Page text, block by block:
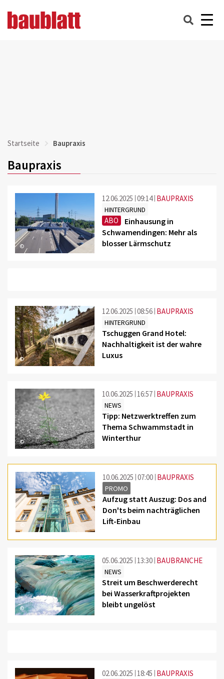
Startseite Baupraxis
Baupraxis
©
12.06.2025 09:14 BAUPRAXIS
HINTERGRUND
ABO
Einhausung in
Schwamendingen: Mehr als
blosser Lärmschutz
©
12.06.2025 08:56 BAUPRAXIS
HINTERGRUND
Tschuggen Grand Hotel:
Nachhaltigkeit ist der wahre
Luxus
©
10.06.2025 16:57 BAUPRAXIS
NEWS
Tipp: Netzwerktreffen zum
Thema Schwammstadt in
Winterthur
©
10.06.2025 07:00 BAUPRAXIS
PROMO
Aufzug statt Auszug: Dos and
Don'ts beim nachträglichen
Lift-Einbau
©
05.06.2025 13:30 BAUBRANCHE
NEWS
Streit um Beschwerderecht
bei Wasserkraftprojekten
bleibt ungelöst
02.06.2025 18:45 BAUPRAXIS